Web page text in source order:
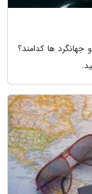
جهانگرد ها کدامند؟